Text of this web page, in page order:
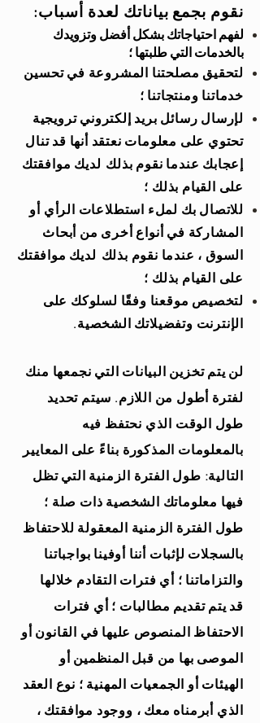
نقوم بجمع بياناتك لعدة أسباب:
لفهم احتياجاتك بشكل أفضل وتزويدك
بالخدمات التي طلبتها ؛
لتحقيق مصلحتنا المشروعة في تحسين
خدماتنا ومنتجاتنا ؛
لإرسال رسائل بريد إلكتروني ترويجية
تحتوي على معلومات نعتقد أنها قد تنال
إعجابك عندما نقوم بذلك لديك موافقتك
على القيام بذلك ؛
للاتصال بك لملء استطلاعات الرأي أو
المشاركة في أنواع أخرى من أبحاث
السوق ، عندما نقوم بذلك لديك موافقتك
على القيام بذلك ؛
لتخصيص موقعنا وفقًا لسلوكك على
الإنترنت وتفضيلاتك الشخصية.
لن يتم تخزين البيانات التي نجمعها منك
لفترة أطول من اللازم. سيتم تحديد
طول الوقت الذي نحتفظ فيه
بالمعلومات المذكورة بناءً على المعايير
التالية: طول الفترة الزمنية التي تظل
فيها معلوماتك الشخصية ذات صلة ؛
طول الفترة الزمنية المعقولة للاحتفاظ
بالسجلات لإثبات أننا أوفينا بواجباتنا
والتزاماتنا ؛ أي فترات التقادم خلالها
قد يتم تقديم مطالبات ؛ أي فترات
الاحتفاظ المنصوص عليها في القانون أو
الموصى بها من قبل المنظمين أو
الهيئات أو الجمعيات المهنية ؛ نوع العقد
الذي أبرمناه معك ، ووجود موافقتك ،